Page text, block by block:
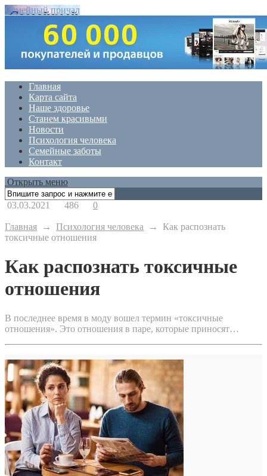
Семейный причал
Главная
Карта сайта
Наше здоровье
Станем красивыми
Новости
Психология человека
Семейные заботы
Контакт
Открыть меню
03.03.2021 486 0
Главная → Психология человека → Как распознать
токсичные отношения
Как распознать токсичные
отношения
В последнее время в моду вошел термин «токсичные
отношения». Это отношения в паре, которые приносят…